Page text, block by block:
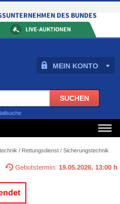
MEIN KONTO
/ Rettungsdienst / Sicherungstechnik
Gebotstermin: 19.05.2026, 13:00 h